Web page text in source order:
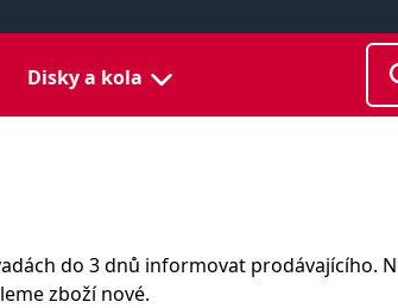
Disky a kola
do 3 dnů informovat prodávajícího.
zboží nové.